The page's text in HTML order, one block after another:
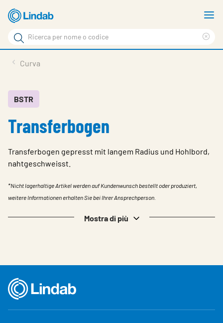
Log
visionare
Cerca
Cerca
Su Lindab
Su Tecnovent
Download
Log in
Curva
BSTR
Transferbogen
Transferbogen gepresst mit langem Radius und Hohlbord,
nahtgeschweisst.
*Nicht lagerhaltige Artikel werden auf Kundenwunsch bestellt oder produziert,
weitere Informationen erhalten Sie bei Ihrer Ansprechperson.
Mostra di più